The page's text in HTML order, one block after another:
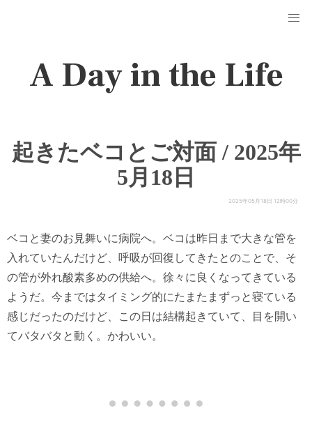
A Day in the Life
起きたベコとご対面 / 2025年
5月18日
2025年05月18日 12時00分
ベコと妻のお見舞いに病院へ。ベコは昨日まで大きな管を
入れていたんだけど、呼吸が回復してきたとのことで、そ
の管が外れ酸素多めの供給へ。徐々に良くなってきている
ようだ。今まではタイミング的にたまたまずっと寝ている
感じだったのだけど、この日は結構起きていて、目を開い
てバタバタと動く。かわいい。